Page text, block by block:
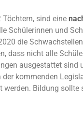
sind eine
Schülerinnen und
die
dass nicht alle
ausgestattet sind
kommenden
werden. Bildung sollte